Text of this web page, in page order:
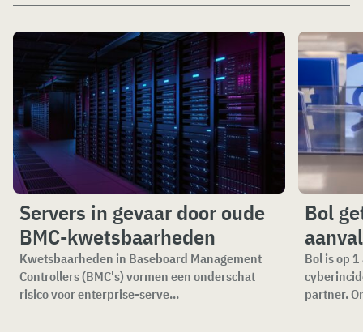
Servers in gevaar door oude
BMC-kwetsbaarheden
Kwetsbaarheden in Baseboard Management
Controllers (BMC's) vormen een onderschat
risico voor enterprise-serve...
Bol
Bol is op
partner.